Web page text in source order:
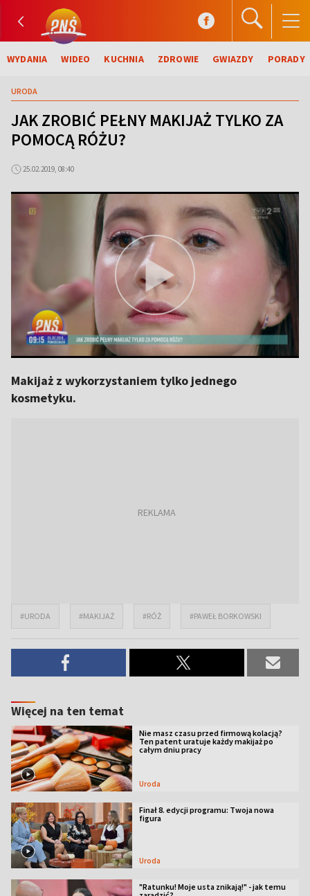
WYDANIA WIDEO KUCHNIA ZDROWIE GWIAZDY PORADY
URODA
JAK ZROBIĆ PEŁNY MAKIJAŻ TYLKO ZA
POMOCĄ RÓŻU?
25.02.2019, 08:40
Makijaż z wykorzystaniem tylko jednego
kosmetyku.
#URODA #MAKIJAŻ #RÓŻ #PAWEŁ BORKOWSKI
Więcej na ten temat
Nie masz czasu przed firmową kolacją?
Ten patent uratuje każdy makijaż po
całym dniu pracy
Uroda
Finał 8. edycji programu: Twoja nowa
figura
Uroda
"Ratunku! Moje usta znikają!" - jak temu